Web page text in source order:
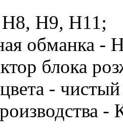
H9, H11;
обманка -
блока
-
-